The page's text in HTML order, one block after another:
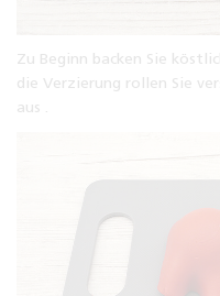
Zu Beginn backen Sie
die Verzierung rollen Sie
aus .